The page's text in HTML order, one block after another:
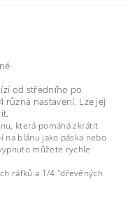
od středního po
různá nastavení. Lze jej
která pomáhá zkrátit
blánu jako páska nebo
můžete rychle
ráfků a 1/4 "dřevěných